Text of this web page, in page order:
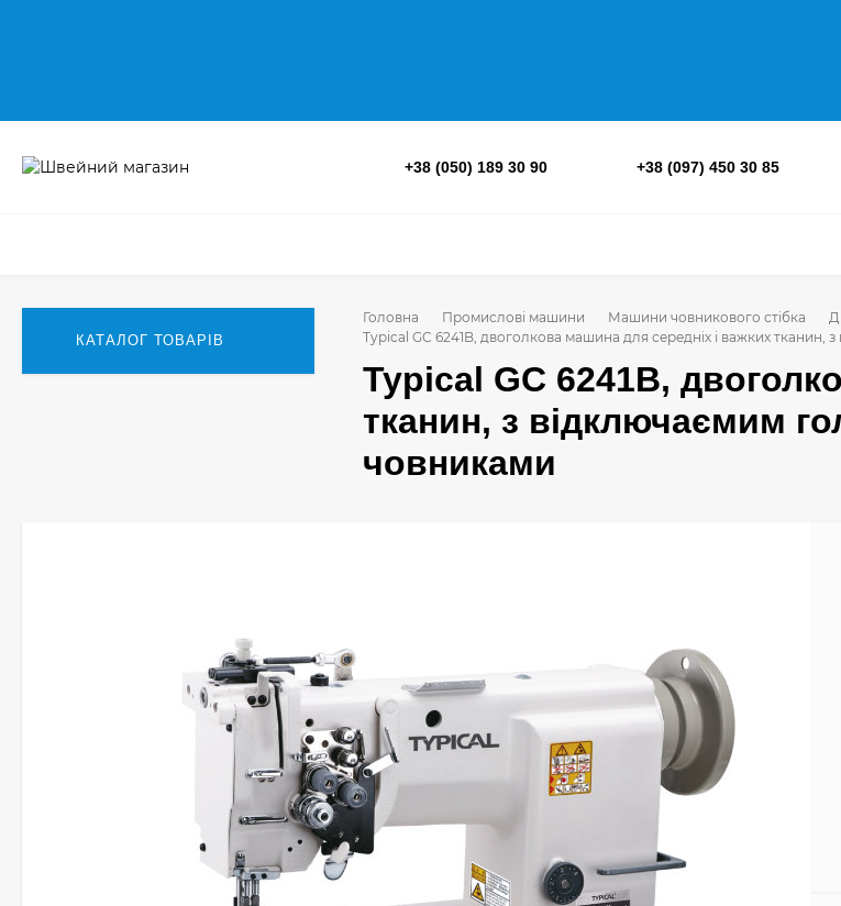
+38 (050) 189 30 90 +38 (097) 450 30 85
КАТАЛОГ ТОВАРІВ
Головна Промислові машини Машини човникового стібка
Typical GC 6241B, двоголкова машина для середніх і важких тканин,
Typical GC 6241B,
тканин, з відключаємим
човниками